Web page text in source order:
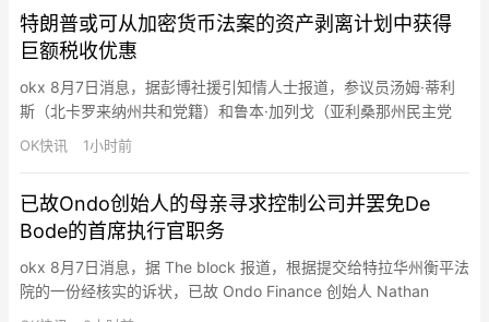
特朗普或可从加密货币法案的资产剥离计划中获得
巨额税收优惠
okx 8月7日消息，据彭博社援引知情人士报道，参议员汤姆·蒂利
斯（北卡罗来纳州共和党籍）和鲁本·加列戈（亚利桑那州民主党
籍）上周向特朗普提交了一份道德条款，要求他剥离与加密货币相
关的业务。这意味着特朗普可能在未来数年甚至永远无需就其加密
于通过《Clarity 法案》至关重要，该法案是首个全面的联邦加…
OK快讯 1小时前
已故Ondo创始人的母亲寻求控制公司并罢免De
Bode的首席执行官职务
okx 8月7日消息，据 The block 报道，根据提交给特拉华州衡平法
院的一份经核实的诉状，已故 Ondo Finance 创始人 Nathan
Allman 的母亲 Kathleen Allman 正在寻求控制该公司并罢免Ian De